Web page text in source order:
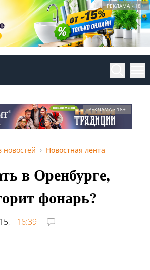
РЕКЛАМА • 18+
РЕКЛАМА • 18+
новостей Новостная лента
в Оренбурге,
фонарь?
16:39